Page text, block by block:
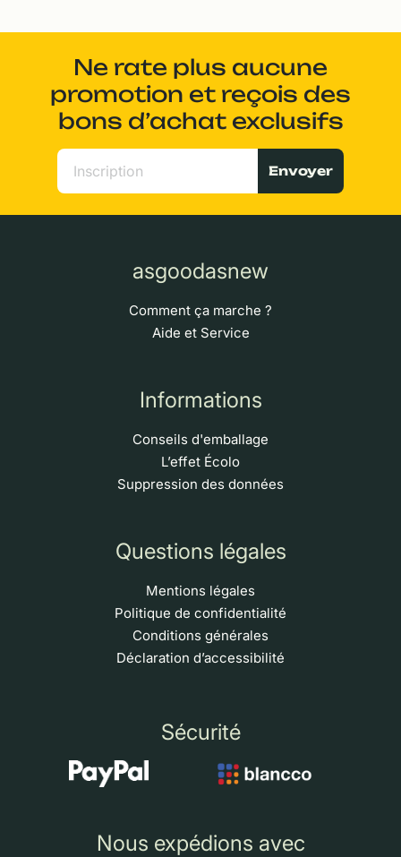
Ne rate plus aucune
promotion et reçois des
bons d’achat exclusifs
Envoyer
asgoodasnew
Comment ça marche ?
Aide et Service
Informations
Conseils d'emballage
L’effet Écolo
Suppression des données
Questions légales
Mentions légales
Politique de confidentialité
Conditions générales
Déclaration d’accessibilité
Sécurité
Nous expédions avec